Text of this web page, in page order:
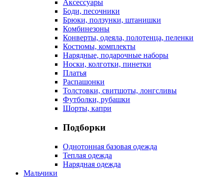
Аксессуары
Боди, песочники
Брюки, ползунки, штанишки
Комбинезоны
Конверты, одеяла, полотенца, пеленки
Костюмы, комплекты
Нарядные, подарочные наборы
Носки, колготки, пинетки
Платья
Распашонки
Толстовки, свитшоты, лонгсливы
Футболки, рубашки
Шорты, капри
Подборки
Однотонная базовая одежда
Теплая одежда
Нарядная одежда
Мальчики